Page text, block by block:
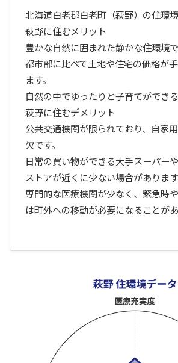
北海道白老郡白老町（萩野）の住環
萩野に住むメリット
豊かな自然に囲まれた静かな住環境で
都市部に比べて土地や住宅の価格が
ます。
自然の中でゆったりと子育てができる
萩野に住むデメリット
公共交通機関が限られており、自家
欠です。
日常の買い物ができる大手スーパー
ストアが近くに少ない場合があります
専門的な医療機関が少なく、緊急時
は町外への移動が必要になることがあ